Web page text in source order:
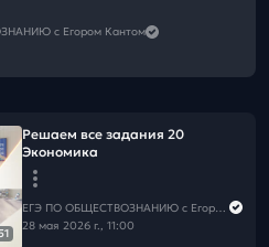
c Егором Кантом
Решаем все задания 20
Экономика
ЕГЭ ПО ОБЩЕСТВОЗНАНИЮ c Егором Кантом
28 мая 2026 г., 11:00